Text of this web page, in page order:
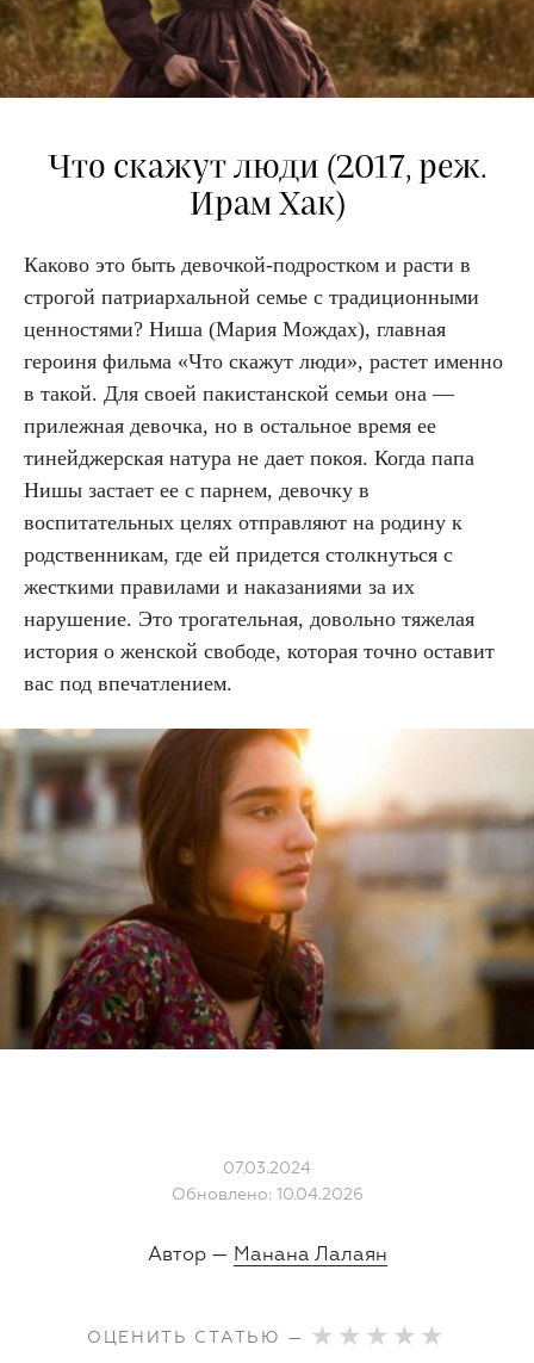
Что скажут люди (2017, реж.
Ирам Хак)
Каково это быть девочкой-подростком и расти в
строгой патриархальной семье с традиционными
ценностями? Ниша (Мария Мождах), главная
героиня фильма «Что скажут люди», растет именно
в такой. Для своей пакистанской семьи она —
прилежная девочка, но в остальное время ее
тинейджерская натура не дает покоя. Когда папа
Нишы застает ее с парнем, девочку в
воспитательных целях отправляют на родину к
родственникам, где ей придется столкнуться с
жесткими правилами и наказаниями за их
нарушение. Это трогательная, довольно тяжелая
история о женской свободе, которая точно оставит
вас под впечатлением.
07.03.2024
Обновлено: 10.04.2026
Автор — Манана Лалаян
ОЦЕНИТЬ СТАТЬЮ —